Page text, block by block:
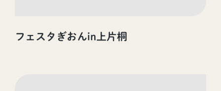
フェスタぎおんin上片桐